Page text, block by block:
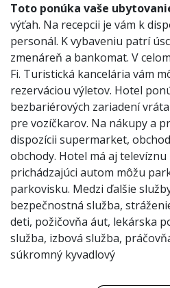
Toto ponúka vaše
výťah. Na recepcii je vám k
personál. K vybaveniu patrí
zmenáreň a bankomat. V
Fi. Turistická kancelária vám
rezerváciou výletov. Hotel
bezbariérových zariadení
pre vozíčkarov. Na nákupy a
dispozícii supermarket,
obchody. Hotel má aj
prichádzajúci autom môžu
parkovisku. Medzi ďalšie
bezpečnostná služba,
deti, požičovňa áut, lekárska
služba, izbová služba,
súkromný kyvadlový